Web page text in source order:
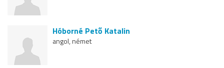
Hóborné Pető Katalin
angol, német